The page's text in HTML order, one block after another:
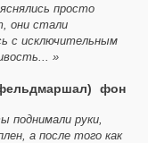
просто
они стали
с исключительным
»
фон
поднимали руки,
а после того как